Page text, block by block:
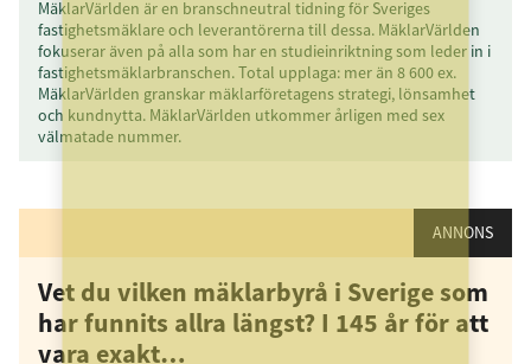
MäklarVärlden är en branschneutral tidning för Sveriges
fastighetsmäklare och leverantörerna till dessa. MäklarVärlden
fokuserar även på alla som har en studieinriktning som leder in i
fastighetsmäklarbranschen. Total upplaga: mer än 8 600 ex.
MäklarVärlden granskar mäklarföretagens strategi, lönsamhet
och kundnytta. MäklarVärlden utkommer årligen med sex
välmatade nummer.
ANNONS
Vet du vilken mäklarbyrå i Sverige som
har funnits allra längst? I 145 år för att
vara exakt…